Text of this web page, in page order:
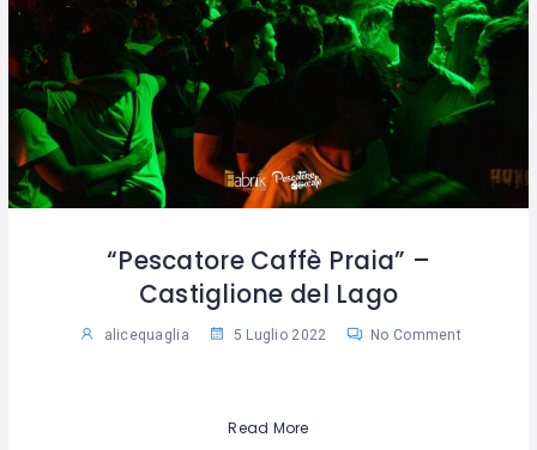
“Pescatore Caffè Praia” –
Castiglione del Lago
alicequaglia 5 Luglio 2022 No Comment
Read More